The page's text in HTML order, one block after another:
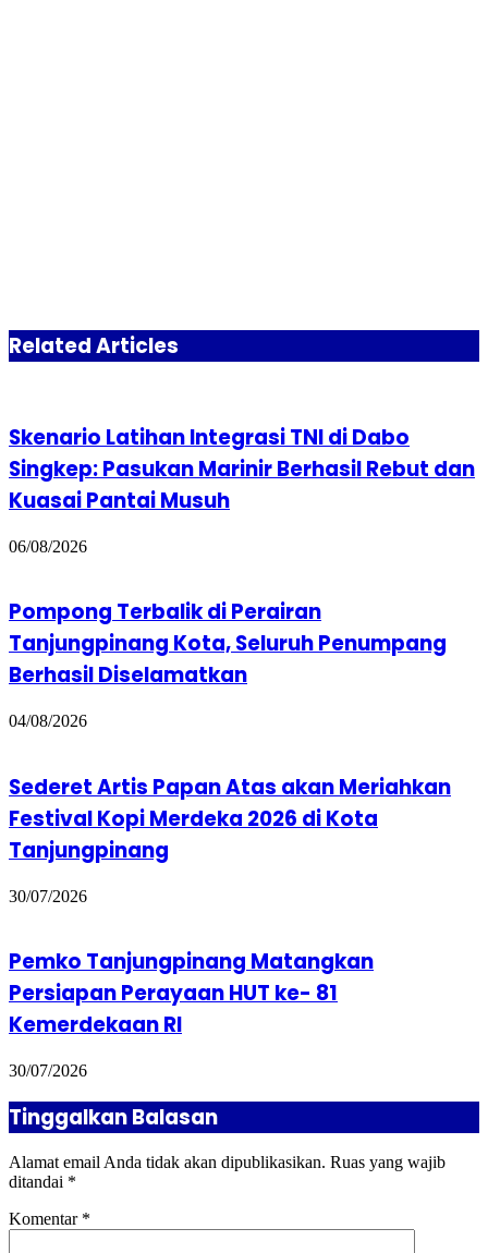
Related Articles
Skenario Latihan Integrasi TNI di Dabo
Singkep: Pasukan Marinir Berhasil Rebut dan
Kuasai Pantai Musuh
06/08/2026
Pompong Terbalik di Perairan
Tanjungpinang Kota, Seluruh Penumpang
Berhasil Diselamatkan
04/08/2026
Sederet Artis Papan Atas akan Meriahkan
Festival Kopi Merdeka 2026 di Kota
Tanjungpinang
30/07/2026
Pemko Tanjungpinang Matangkan
Persiapan Perayaan HUT ke- 81
Kemerdekaan RI
30/07/2026
Tinggalkan Balasan
Alamat email Anda tidak akan dipublikasikan. Ruas yang wajib
ditandai *
Komentar *